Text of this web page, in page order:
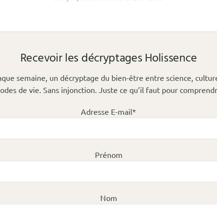
Recevoir les décryptages Holissence
semaine, un décryptage du bien-être entre science,
de vie. Sans injonction. Juste ce qu’il faut pour
Adresse E-mail*
Prénom
Nom